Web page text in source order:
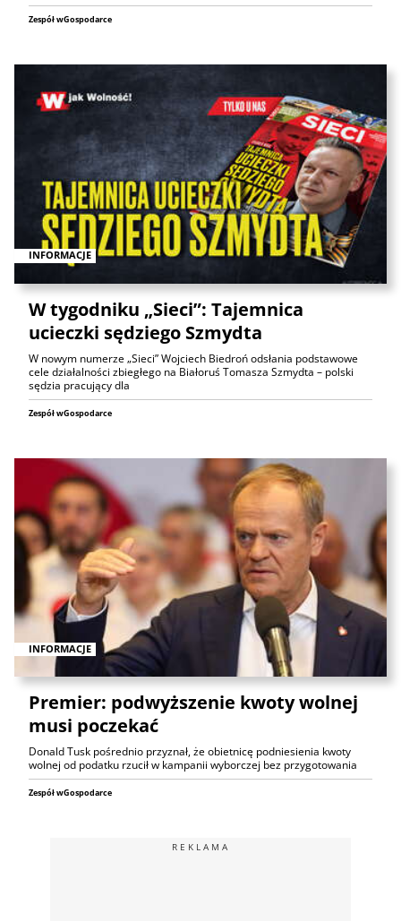
Zespół wGospodarce
INFORMACJE
W tygodniku „Sieci”: Tajemnica
ucieczki sędziego Szmydta
W nowym numerze „Sieci” Wojciech Biedroń odsłania podstawowe
cele działalności zbiegłego na Białoruś Tomasza Szmydta – polski
sędzia pracujący dla
Zespół wGospodarce
INFORMACJE
Premier: podwyższenie kwoty wolnej
musi poczekać
Donald Tusk pośrednio przyznał, że obietnicę podniesienia kwoty
wolnej od podatku rzucił w kampanii wyborczej bez przygotowania
Zespół wGospodarce
REKLAMA